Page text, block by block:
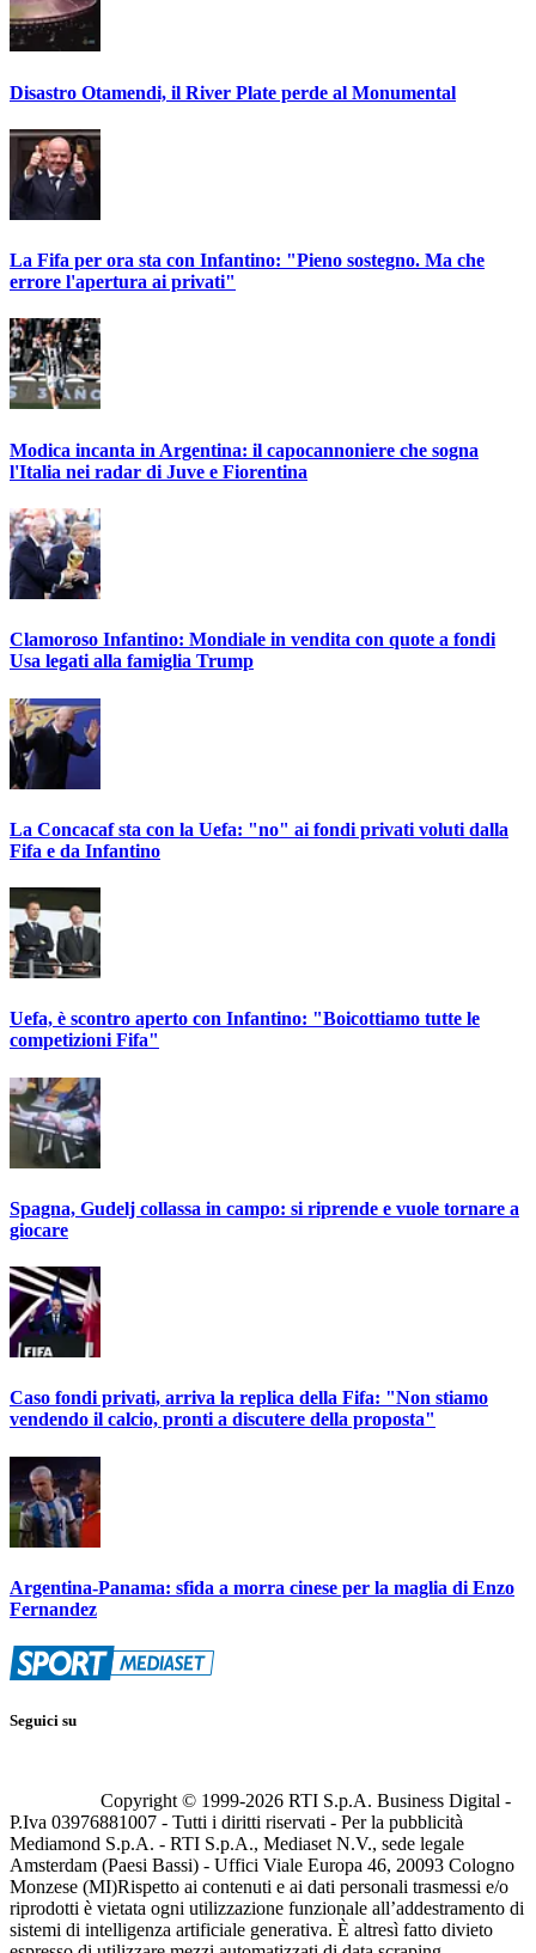
Disastro Otamendi, il River Plate perde al Monumental
La Fifa per ora sta con Infantino: "Pieno sostegno. Ma che
errore l'apertura ai privati"
Modica incanta in Argentina: il capocannoniere che sogna
l'Italia nei radar di Juve e Fiorentina
Clamoroso Infantino: Mondiale in vendita con quote a fondi
Usa legati alla famiglia Trump
La Concacaf sta con la Uefa: "no" ai fondi privati voluti dalla
Fifa e da Infantino
Uefa, è scontro aperto con Infantino: "Boicottiamo tutte le
competizioni Fifa"
Spagna, Gudelj collassa in campo: si riprende e vuole tornare a
giocare
Caso fondi privati, arriva la replica della Fifa: "Non stiamo
vendendo il calcio, pronti a discutere della proposta"
Argentina-Panama: sfida a morra cinese per la maglia di Enzo
Fernandez
Seguici su
Copyright © 1999-2026 RTI S.p.A. Business Digital -
P.Iva 03976881007 - Tutti i diritti riservati - Per la pubblicità
Mediamond S.p.A. - RTI S.p.A., Mediaset N.V., sede legale
Amsterdam (Paesi Bassi) - Uffici Viale Europa 46, 20093 Cologno
Monzese (MI)Rispetto ai contenuti e ai dati personali trasmessi e/o
riprodotti è vietata ogni utilizzazione funzionale all’addestramento di
sistemi di intelligenza artificiale generativa. È altresì fatto divieto